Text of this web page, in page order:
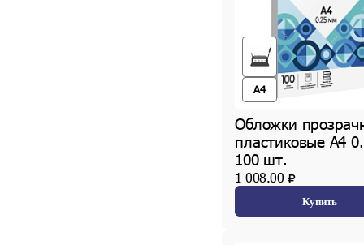
A4
Обложки
пластиковые А4
100 шт.
1 008.00
Купить